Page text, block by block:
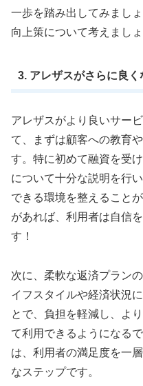
一歩を踏み出してみまし
向上策について考えましょ
3. アレザスがさらに良
アレザスがより良いサー
て、まずは顧客への教育
す。特に初めて融資を受
について十分な説明を行
できる環境を整えること
があれば、利用者は自信
す！
次に、柔軟な返済プラン
イフスタイルや経済状況
とで、負担を軽減し、よ
て利用できるようになる
は、利用者の満足度を一
なステップです。